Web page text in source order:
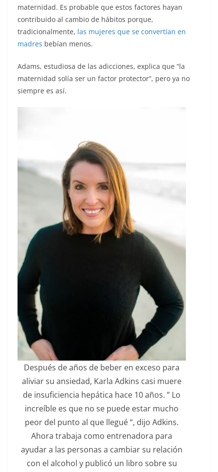
maternidad. Es probable que estos factores hayan
contribuido al cambio de hábitos porque,
tradicionalmente, las mujeres que se convertían en
madres bebían menos.
Adams, estudiosa de las adicciones, explica que “la
maternidad solía ser un factor protector”, pero ya no
siempre es así.
Después de años de beber en exceso para
aliviar su ansiedad, Karla Adkins casi muere
de insuficiencia hepática hace 10 años. ” Lo
increíble es que no se puede estar mucho
peor del punto al que llegué “, dijo Adkins.
Ahora trabaja como entrenadora para
ayudar a las personas a cambiar su relación
con el alcohol y publicó un libro sobre su